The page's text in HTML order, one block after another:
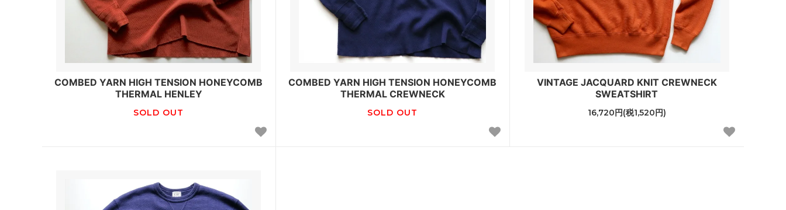
COMBED YARN HIGH TENSION HONEYCOMB
THERMAL HENLEY
SOLD OUT
COMBED YARN HIGH TENSION HONEYCOMB
THERMAL CREWNECK
SOLD OUT
VINTAGE JACQUARD KNIT CREWNECK
SWEATSHIRT
16,720円(税1,520円)